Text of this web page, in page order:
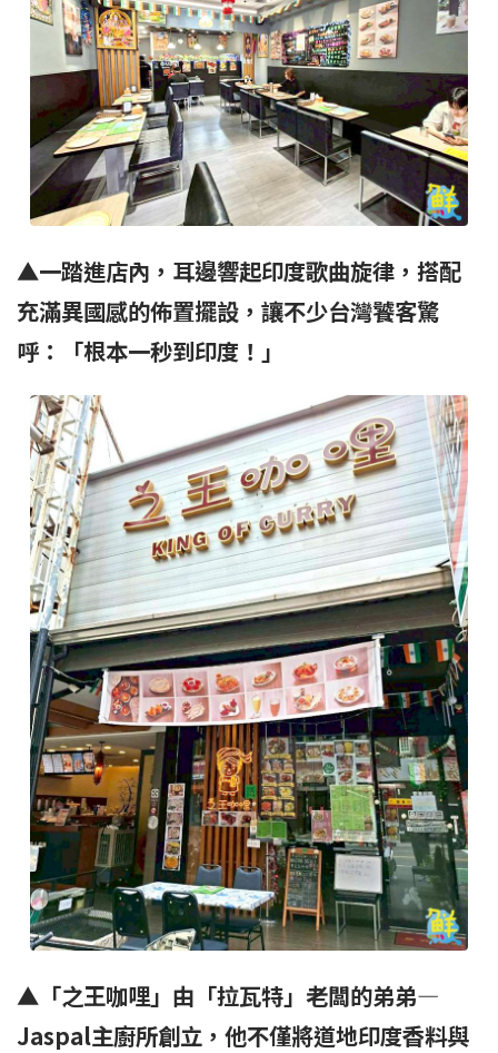
▲一踏進店內，耳邊響起印度歌曲旋律，搭配
充滿異國感的佈置擺設，讓不少台灣饕客驚
呼：「根本一秒到印度！」
▲ 「之王咖哩」由「拉瓦特」老闆的弟弟—
Jaspal主廚所創立，他不僅將道地印度香料與